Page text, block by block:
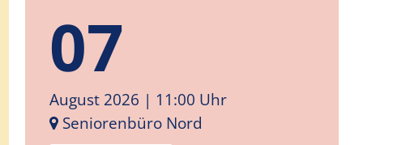
07
August 2026 | 11:00 Uhr
Seniorenbüro Nord